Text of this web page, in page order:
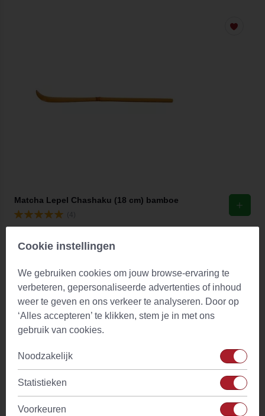
Matcha Lepel Chashaku (18 cm) bamboe
Wil je de juiste matcha lepel kopen, dan heeft
evansnwatson.nl voldoende keuze. Tevens kan je met een
matcha lepel gemakkelijk de laatste matcha klontjes pletten.
In tegenstelling tot de matcha lepel van RVS past een
chashaku perfect bij de andere matcha accessoires als de
natuurlijk de matcha zelf. Juist voor het maken van matcha
op de traditionele manier dan is een chashaku onmisbaar.
Je matcha maak je perfect met een matcha lepel.
De matcha lepel is precies goed qua dosage. Zo schep je
Cookie instellingen
We gebruiken cookies om jouw browse-ervaring te
verbeteren, gepersonaliseerde advertenties of inhoud
weer te geven en ons verkeer te analyseren. Door op
‘Alles accepteren’ te klikken, stem je in met ons
gebruik van cookies.
Noodzakelijk
Statistieken
Voorkeuren